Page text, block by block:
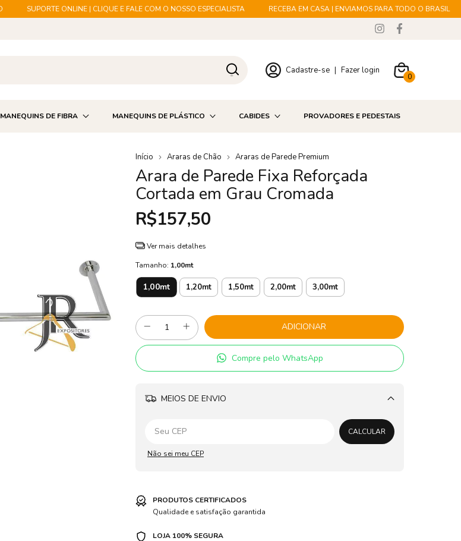
SUPORTE ONLINE | CLIQUE E FALE COM O NOSSO ESPECIALISTA RECEBA EM CASA | ENVIAMOS PARA TODO O BRASIL
Cadastre-se | Fazer login
0
MANEQUINS DE FIBRA MANEQUINS DE PLÁSTICO CABIDES PROVADORES E PEDESTAIS
Início Araras de Chão Araras de Parede Premium
Arara de Parede Fixa Reforçada
Cortada em Grau Cromada
R$157,50
Ver mais detalhes
Tamanho: 1,00mt
1,00mt 1,20mt 1,50mt 2,00mt 3,00mt
Compre pelo WhatsApp
MEIOS DE ENVIO
Alterar CEP
CALCULAR
Não sei meu CEP
PRODUTOS CERTIFICADOS
Qualidade e satisfação garantida
LOJA 100% SEGURA